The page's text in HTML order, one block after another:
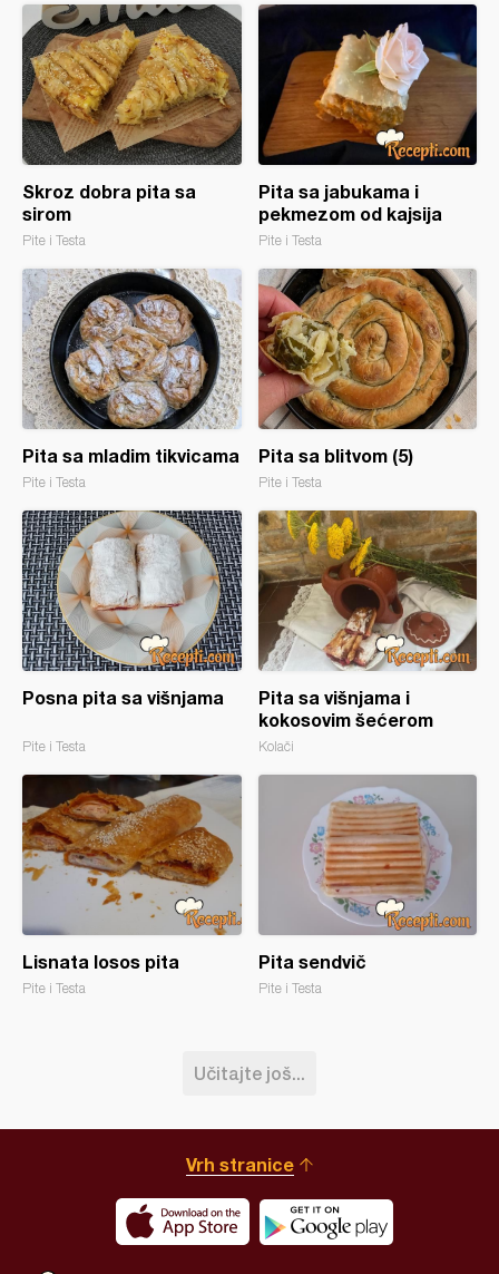
Skroz dobra pita sa
sirom
Pite i Testa
Pita sa jabukama i
pekmezom od kajsija
Pite i Testa
Pita sa mladim tikvicama
Pite i Testa
Pita sa blitvom (5)
Pite i Testa
Posna pita sa višnjama
Pite i Testa
Pita sa višnjama i
kokosovim šećerom
Kolači
Lisnata losos pita
Pite i Testa
Pita sendvič
Pite i Testa
Učitajte još...
Vrh stranice